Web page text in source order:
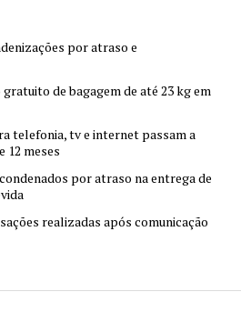
por atraso e
de bagagem de até 23 kg em
telefonia, tv e internet passam a
12 meses
por atraso na entrega de
realizadas após comunicação